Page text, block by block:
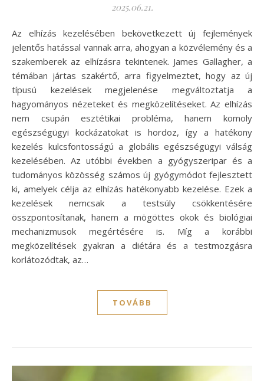
2025.06.21.
Az elhízás kezelésében bekövetkezett új fejlemények
jelentős hatással vannak arra, ahogyan a közvélemény és a
szakemberek az elhízásra tekintenek. James Gallagher, a
témában jártas szakértő, arra figyelmeztet, hogy az új
típusú kezelések megjelenése megváltoztatja a
hagyományos nézeteket és megközelítéseket. Az elhízás
nem csupán esztétikai probléma, hanem komoly
egészségügyi kockázatokat is hordoz, így a hatékony
kezelés kulcsfontosságú a globális egészségügyi válság
kezelésében. Az utóbbi években a gyógyszeripar és a
tudományos közösség számos új gyógymódot fejlesztett
ki, amelyek célja az elhízás hatékonyabb kezelése. Ezek a
kezelések nemcsak a testsúly csökkentésére
összpontosítanak, hanem a mögöttes okok és biológiai
mechanizmusok megértésére is. Míg a korábbi
megközelítések gyakran a diétára és a testmozgásra
korlátozódtak, az…
TOVÁBB